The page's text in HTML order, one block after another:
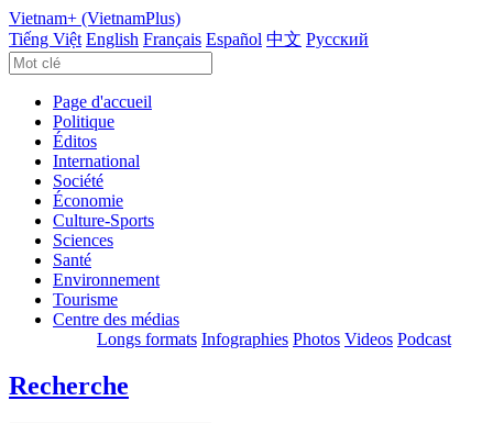
Vietnam+ (VietnamPlus)
Tiếng Việt English Français Español 中文 Русский
Page d'accueil
Politique
Éditos
International
Société
Économie
Culture-Sports
Sciences
Santé
Environnement
Tourisme
Centre des médias
Longs formats Infographies Photos Videos Podcast
Recherche